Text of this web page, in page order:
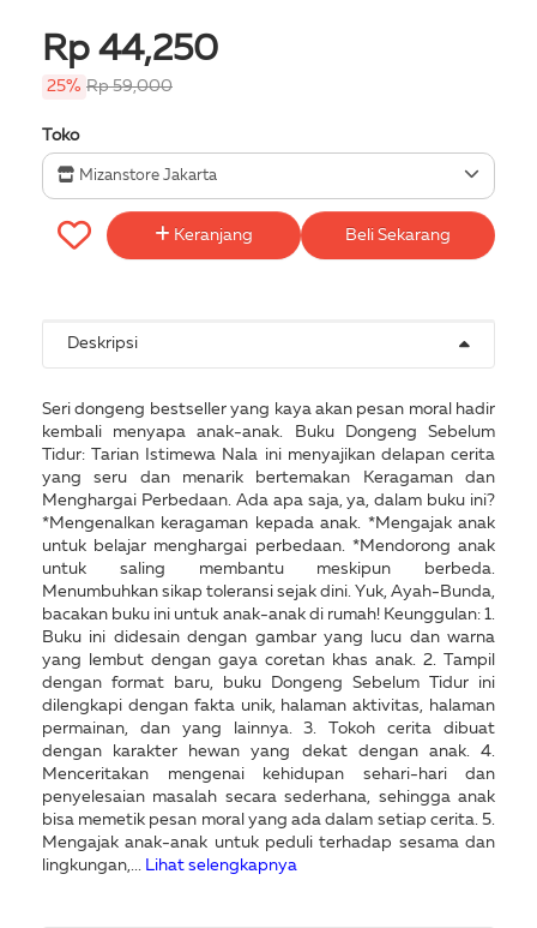
Rp 44,250
25% Rp 59,000
Toko
Mizanstore Jakarta
Keranjang Beli Sekarang
Deskripsi
Seri dongeng bestseller yang kaya akan pesan moral hadir
kembali menyapa anak-anak. Buku Dongeng Sebelum
Tidur: Tarian Istimewa Nala ini menyajikan delapan cerita
yang seru dan menarik bertemakan Keragaman dan
Menghargai Perbedaan. Ada apa saja, ya, dalam buku ini?
*Mengenalkan keragaman kepada anak. *Mengajak anak
untuk belajar menghargai perbedaan. *Mendorong anak
untuk saling membantu meskipun berbeda.
Menumbuhkan sikap toleransi sejak dini. Yuk, Ayah-Bunda,
bacakan buku ini untuk anak-anak di rumah! Keunggulan: 1.
Buku ini didesain dengan gambar yang lucu dan warna
yang lembut dengan gaya coretan khas anak. 2. Tampil
dengan format baru, buku Dongeng Sebelum Tidur ini
dilengkapi dengan fakta unik, halaman aktivitas, halaman
permainan, dan yang lainnya. 3. Tokoh cerita dibuat
dengan karakter hewan yang dekat dengan anak. 4.
Menceritakan mengenai kehidupan sehari-hari dan
penyelesaian masalah secara sederhana, sehingga anak
bisa memetik pesan moral yang ada dalam setiap cerita. 5.
Mengajak anak-anak untuk peduli terhadap sesama dan
lingkungan,... Lihat selengkapnya